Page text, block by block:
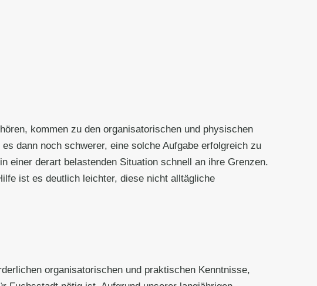
kommen zu den organisatorischen und physischen
dann noch schwerer, eine solche Aufgabe erfolgreich zu
einer derart belastenden Situation schnell an ihre Grenzen.
ist es deutlich leichter, diese nicht alltägliche
organisatorischen und praktischen Kenntnisse,